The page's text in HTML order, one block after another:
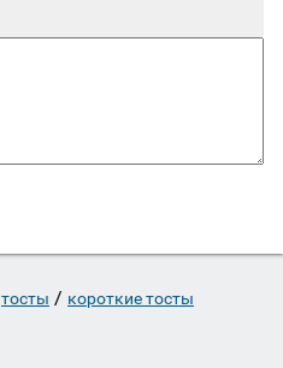
тосты / короткие тосты